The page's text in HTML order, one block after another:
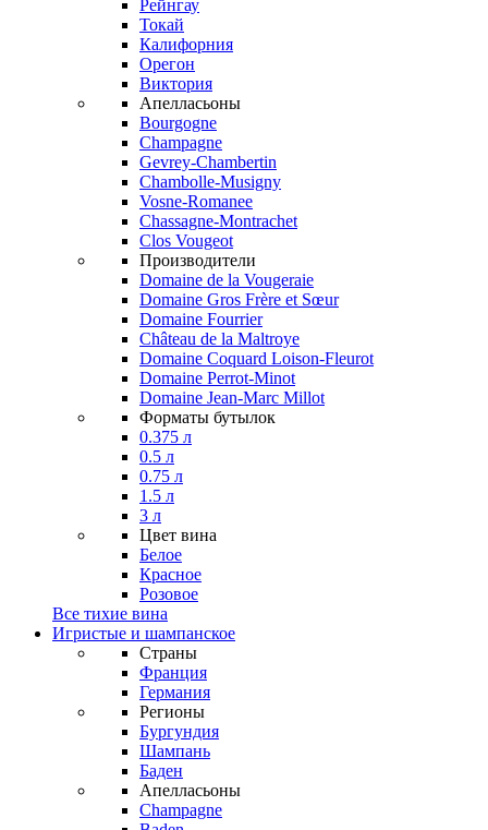
Рейнгау
Токай
Калифорния
Орегон
Виктория
Апелласьоны
Bourgogne
Champagne
Gevrey-Chambertin
Chambolle-Musigny
Vosne-Romanee
Chassagne-Montrachet
Clos Vougeot
Производители
Domaine de la Vougeraie
Domaine Gros Frère et Sœur
Domaine Fourrier
Château de la Maltroye
Domaine Coquard Loison-Fleurot
Domaine Perrot-Minot
Domaine Jean-Marc Millot
Форматы бутылок
0.375 л
0.5 л
0.75 л
1.5 л
3 л
Цвет вина
Белое
Красное
Розовое
Все тихие вина
Игристые и шампанское
Страны
Франция
Германия
Регионы
Бургундия
Шампань
Баден
Апелласьоны
Champagne